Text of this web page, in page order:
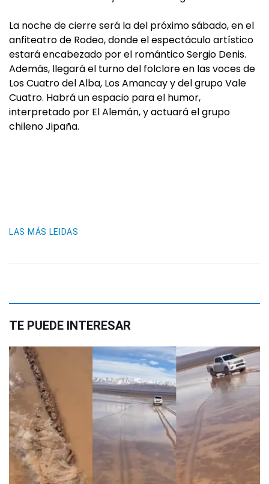
La noche de cierre será la del próximo sábado, en el
anfiteatro de Rodeo, donde el espectáculo artístico
estará encabezado por el romántico Sergio Denis.
Además, llegará el turno del folclore en las voces de
Los Cuatro del Alba, Los Amancay y del grupo Vale
Cuatro. Habrá un espacio para el humor,
interpretado por El Alemán, y actuará el grupo
chileno Jipaña.
LAS MÁS LEIDAS
TE PUEDE INTERESAR